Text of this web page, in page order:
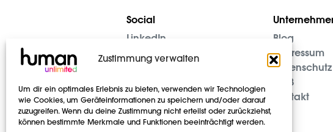
Zustimmung verwalten
Um dir ein optimales Erlebnis zu bieten, verwenden wir Technologien
wie Cookies, um Geräteinformationen zu speichern und/oder darauf
zuzugreifen. Wenn du deine Zustimmung nicht erteilst oder zurückziehst,
können bestimmte Merkmale und Funktionen beeinträchtigt werden.
Social
LinkedIn
Blog
Impressum
Datenschutz
AGB
Kontakt